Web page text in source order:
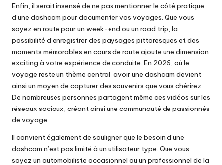
Enfin, il serait insensé de ne pas mentionner le côté pratique
d’une dashcam pour documenter vos voyages. Que vous
soyez en route pour un week-end ou un road trip, la
possibilité d’enregistrer des paysages pittoresques et des
moments mémorables en cours de route ajoute une dimension
exciting à votre expérience de conduite. En 2026, où le
voyage reste un thème central, avoir une dashcam devient
ainsi un moyen de capturer des souvenirs que vous chérirez.
De nombreuses personnes partagent même ces vidéos sur les
réseaux sociaux, créant ainsi une communauté de passionnés
de voyage.
Il convient également de souligner que le besoin d’une
dashcam n’est pas limité à un utilisateur type. Que vous
soyez un automobiliste occasionnel ou un professionnel de la